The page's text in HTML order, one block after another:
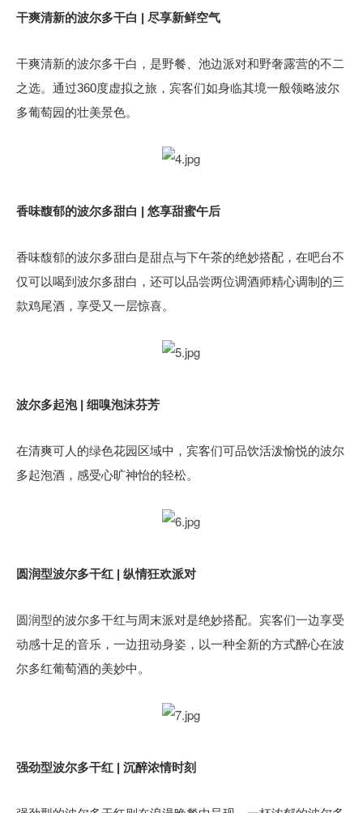
干爽清新的波尔多干白 | 尽享新鲜空气
干爽清新的波尔多干白，是野餐、池边派对和野奢露营的不二
之选。通过360度虚拟之旅，宾客们如身临其境一般领略波尔
多葡萄园的壮美景色。
香味馥郁的波尔多甜白 | 悠享甜蜜午后
香味馥郁的波尔多甜白是甜点与下午茶的绝妙搭配，在吧台不
仅可以喝到波尔多甜白，还可以品尝两位调酒师精心调制的三
款鸡尾酒，享受又一层惊喜。
波尔多起泡 | 细嗅泡沫芬芳
在清爽可人的绿色花园区域中，宾客们可品饮活泼愉悦的波尔
多起泡酒，感受心旷神怡的轻松。
圆润型波尔多干红 | 纵情狂欢派对
圆润型的波尔多干红与周末派对是绝妙搭配。宾客们一边享受
动感十足的音乐，一边扭动身姿，以一种全新的方式醉心在波
尔多红葡萄酒的美妙中。
强劲型波尔多干红 | 沉醉浓情时刻